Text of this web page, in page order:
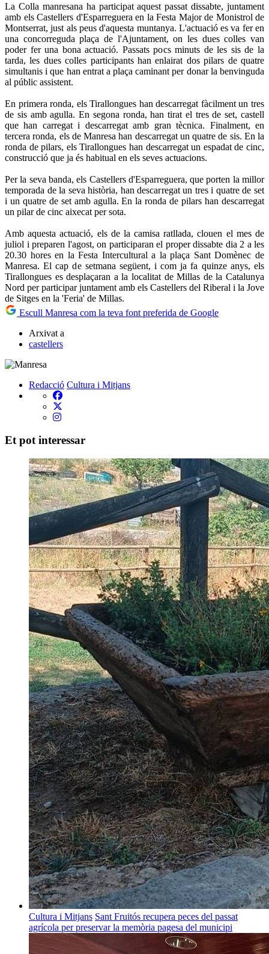
La Colla manresana ha participat aquest passat dissabte, juntament
amb els Castellers d'Esparreguera en la Festa Major de Monistrol de
Montserrat, just als peus d'aquesta muntanya. L'actuació es va fer en
una concorreguda plaça de l'Ajuntament, on les dues colles van
poder fer una bona actuació. Passats pocs minuts de les sis de la
tarda, les dues colles participants han enlairat dos pilars de quatre
simultanis i que han entrat a plaça caminant per donar la benvinguda
al públic assistent.
En primera ronda, els Tirallongues han descarregat fàcilment un tres
de sis amb agulla. En segona ronda, han tirat el tres de set, castell
que han carregat i descarregat amb gran tècnica. Finalment, en
tercera ronda, els de Manresa han descarregat un quatre de sis. En la
ronda de pilars, els Tirallongues han descarregat un espadat de cinc,
construcció que ja és habitual en els seves actuacions.
Per la seva banda, els Castellers d'Esparreguera, que porten la millor
temporada de la seva història, han descarregat un tres i quatre de set
i un quatre de set amb agulla. En la ronda de pilars han descarregat
un pilar de cinc aixecat per sota.
Amb aquesta actuació, els de la camisa ratllada, clouen el mes de
juliol i preparen l'agost, on participaran el proper dissabte dia 2 a les
20.30 hores en la Festa Intercultural a la plaça Sant Domènec de
Manresa. El cap de setmana següent, i com ja fa quinze anys, els
Tirallongues es desplaçaran a la localitat de Millas de la Catalunya
Nord per participar juntament amb els Castellers del Riberal i la Jove
de Sitges en la 'Feria' de Millas.
Escull Manresa com la teva font preferida de Google
Arxivat a
castellers
Redacció Cultura i Mitjans
Et pot interessar
Cultura i Mitjans Sant Fruitós recupera peces del passat
agrícola per preservar la memòria pagesa del municipi